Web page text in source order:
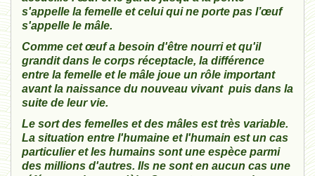
s'appelle la femelle et celui qui ne porte pas l’œuf
s'appelle le mâle.
Comme cet œuf a besoin d'être nourri et qu'il
grandit dans le corps réceptacle, la différence
entre la femelle et le mâle joue un rôle important
avant la naissance du nouveau vivant puis dans la
suite de leur vie.
Le sort des femelles et des mâles est très variable.
La situation entre l'humaine et l'humain est un cas
particulier et les humains sont une espèce parmi
des millions d'autres. Ils ne sont en aucun cas une